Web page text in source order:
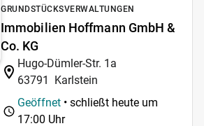
GRUNDSTÜCKSVERWALTUNGEN
Immobilien Hoffmann GmbH &
Co. KG
Hugo-Dümler-Str. 1a
63791
Karlstein
Geöffnet • schließt heute um
17:00 Uhr